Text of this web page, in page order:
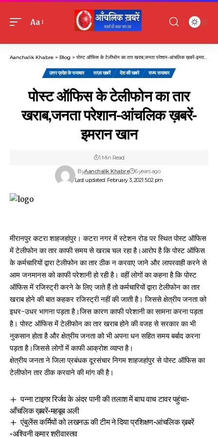
Font
Aa
Aanchalik Khabre > Blog > पोस्ट ऑफिस के टेलीफोन का तार खराब,जनता परेशान-आंचलिक ख़बरें-इमरान खान
उत्तर प्रदेश के समाचार ताज़ा खबरें देश की खबरे राज्य समाचार
पोस्ट ऑफिस के टेलीफोन का तार
खराब,जनता परेशान-आंचलिक ख़बरें-
इमरान खान
Last updated: February 3, 2021 5:02 pm
ByAanchalik Khabre 6 years ago
1 Min Read
मीरानपुर कटरा शाहजहांपुर। कटरा नगर में स्टेशन रोड पर स्थित पोस्ट ऑफिस
में टेलीफोन का तार काफी समय से खराब चल रहा है।आरोप है कि पोस्ट ऑफिस
के कर्मचारियों द्वारा टेलीफोन का तार ठीक न करवाए जाने और लापरवाही करने से
आम जनमानस को काफी परेशानी हो रही है। वहीं लोगों का कहना है कि पोस्ट
ऑफिस में रजिस्ट्री करने के लिए जाते हैं तो कर्मचारियों द्वारा टेलीफोन का तार
खराब होने की बात कहकर रजिस्ट्री नहीं की जाती है। जिससे क्षेत्रीय जनता को
इधर-उधर भागना पड़ता है।जिस कारण काफी परेशानी का सामना करना पड़ता
है। पोस्ट ऑफिस में टेलीफोन का तार खराब होने की वजह से सरकार का भी
नुकसान होता है और क्षेत्रीय जनता को भी अपना धन सहित समय बर्बाद करना
पड़ता है।जिससे लोगों में काफी आक्रोश व्याप्त है।
क्षेत्रीय जनता ने जिला प्रबंधक दूरसंचार निगम शाहजहांपुर से पोस्ट ऑफिस का
टेलीफोन तार ठीक करवाने की मांग की है।
पन्ना टाइगर रिर्जव के अंदर पानी की तलाश में बाघ वाच टावर पहुंचा-
आँचलिक ख़बरें-महबूब अली
एंबुलेंस कर्मियों को लखनऊ की टीम ने दिया प्रशिक्षण-आंचलिक ख़बरें
-अश्विनी कुमार श्रीवास्तव